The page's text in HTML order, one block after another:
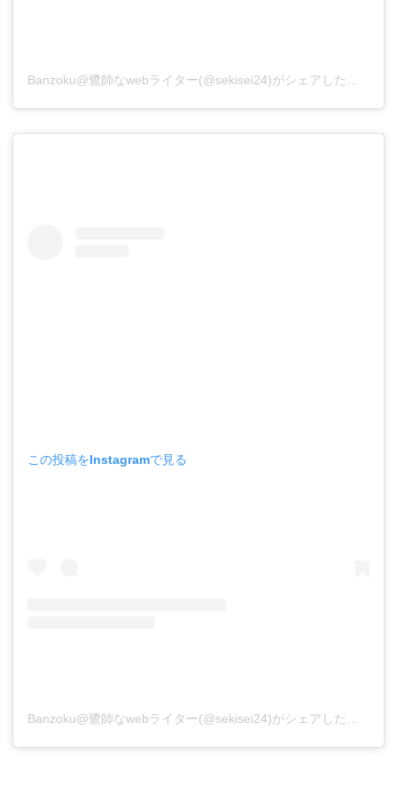
Banzoku@鷺師なwebライター(@sekisei24)がシェアした投稿
この投稿をInstagramで見る
Banzoku@鷺師なwebライター(@sekisei24)がシェアした投稿